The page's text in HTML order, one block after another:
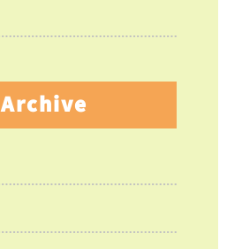
Archive